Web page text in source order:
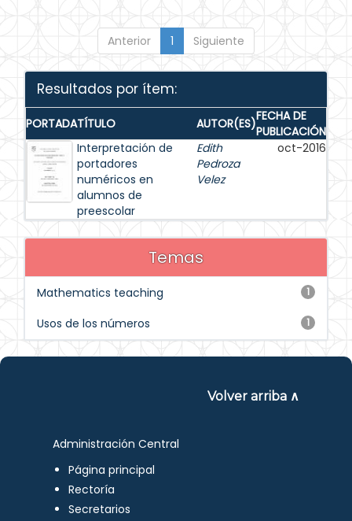
Anterior 1 Siguiente
Resultados por ítem:
PORTADATÍTULO AUTOR(ES)FECHA DE
PUBLICACIÓN
Interpretación de
portadores
numéricos en
alumnos de
preescolar
Edith
Pedroza
Velez
oct-2016
Temas
1
Mathematics teaching
1
Usos de los números
Volver arriba ∧
Administración Central
Página principal
Rectoría
Secretarios